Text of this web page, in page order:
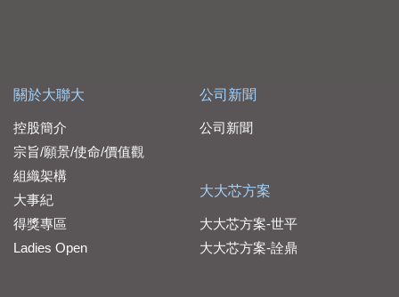
關於大聯大
控股簡介
宗旨/願景/使命/價值觀
組織架構
大事紀
得獎專區
Ladies Open
公司新聞
公司新聞
大大芯方案
大大芯方案-世平
大大芯方案-詮鼎